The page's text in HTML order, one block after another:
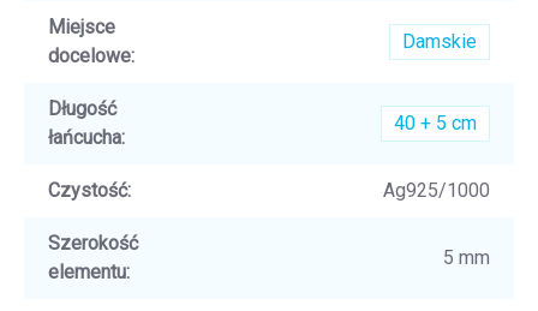
Miejsce
docelowe:
Damskie
Długość
łańcucha:
40 + 5 cm
Czystość: Ag925/1000
Szerokość
elementu:
5 mm